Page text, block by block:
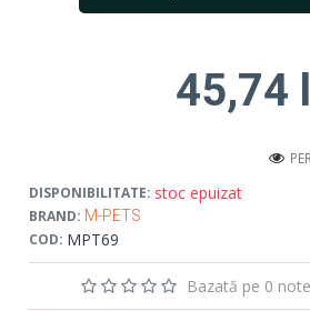
DISPONIBILITATE: stoc epuizat
BRAND: M-PETS
COD: MPT69
Bazată pe 0
45,74